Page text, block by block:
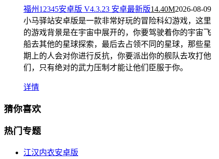
福州12345安卓版 V4.3.23 安卓最新版14.40M2026-08-09
小马驿站安卓版是一款非常好玩的冒险科幻游戏，这里
的游戏背景是在宇宙中展开的，你要驾驶着你的宇宙飞
船去其他的星球探索，最后去占领不同的星球，那些星
期上的人会对你进行反抗，你要派出你的舰队去攻打他
们，只有绝对的武力压制才能让他们臣服于你。
详情
猜你喜欢
热门专题
江汉内衣安卓版